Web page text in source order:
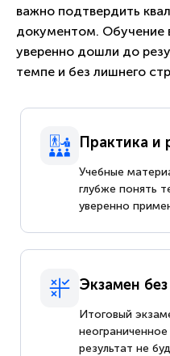
важно подтвердить
документом. Обучение
уверенно дошли до
темпе и без лишнего
Практика и
Учебные
глубже понять
уверенно
Экзамен
Итоговый
результат не